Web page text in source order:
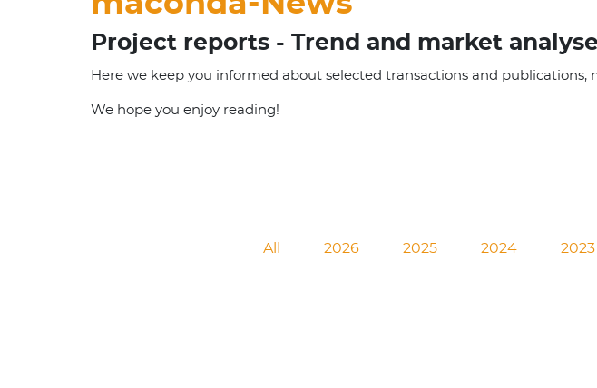
Project reports - Trend and market
Here we keep you informed about selected transactions and
We hope you enjoy reading!
All 2026 2025 2024 2023